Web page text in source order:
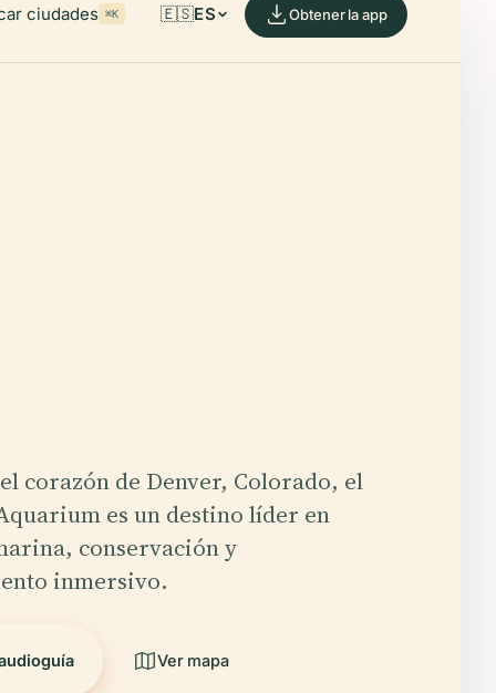
ciudades ⌘K 🇪🇸ES Obtener la app
corazón de Denver, Colorado, el
es un destino líder en
conservación y
inmersivo.
Ver mapa